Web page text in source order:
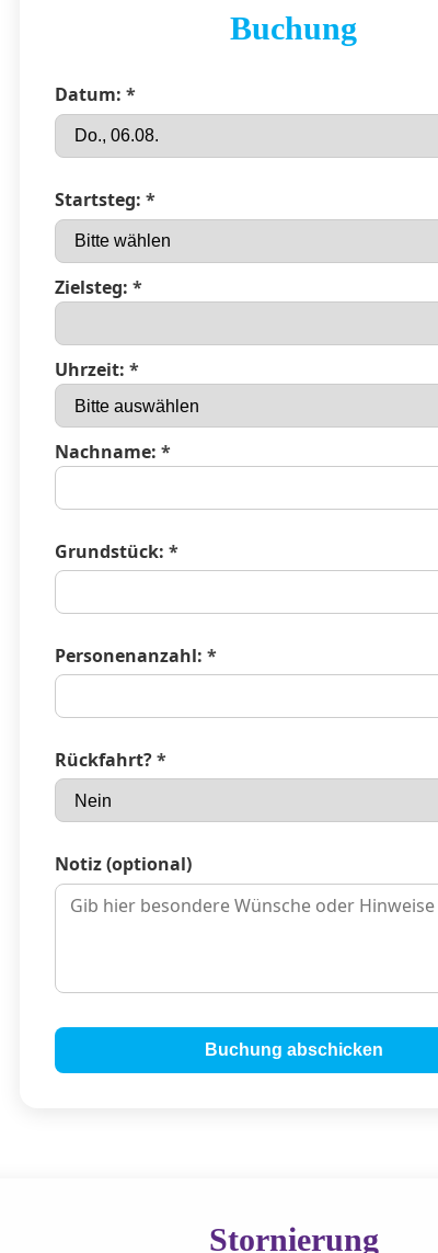
Buchung
Datum: *
Startsteg: *
Zielsteg: *
Uhrzeit: *
Nachname: *
Grundstück: *
Personenanzahl: *
Rückfahrt?*
Notiz (optional)
Buchung abschicken
Stornierung